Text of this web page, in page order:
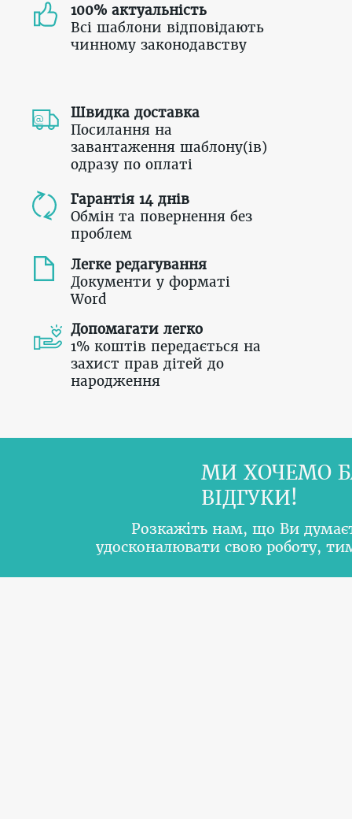
100% актуальність
Всі шаблони відповідають
чинному законодавству
Швидка доставка
Посилання на
завантаження шаблону(ів)
одразу по оплаті
Гарантія 14 днів
Обмін та повернення без
проблем
Легке редагування
Документи у форматі
Word
Допомагати легко
1% коштів передається на
захист прав дітей до
народження
МИ ХОЧЕМО
ВІДГУКИ!
Розкажіть нам, що Ви
удосконалювати свою роботу,